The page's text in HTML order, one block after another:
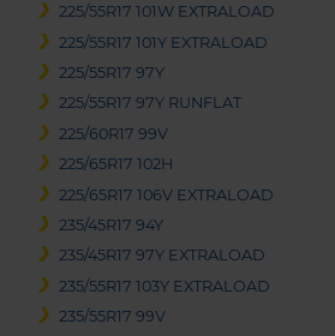
225/55R17 101W EXTRALOAD
225/55R17 101Y EXTRALOAD
225/55R17 97Y
225/55R17 97Y RUNFLAT
225/60R17 99V
225/65R17 102H
225/65R17 106V EXTRALOAD
235/45R17 94Y
235/45R17 97Y EXTRALOAD
235/55R17 103Y EXTRALOAD
235/55R17 99V